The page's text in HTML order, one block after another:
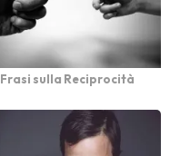
Frasi sulla Reciprocità